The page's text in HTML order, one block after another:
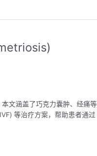
文涵盖了巧克力囊肿、经痛等
等治疗方案，帮助患者通过